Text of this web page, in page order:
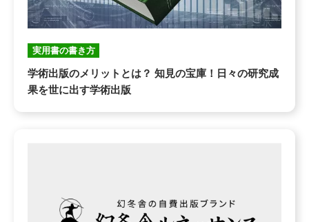
実用書の書き方
学術出版のメリットとは？ 知見の宝庫！日々の研究成
果を世に出す学術出版